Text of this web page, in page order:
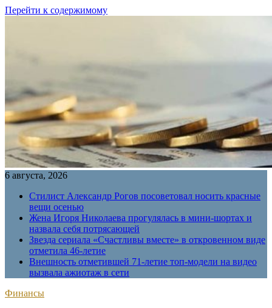
Перейти к содержимому
6 августа, 2026
Стилист Александр Рогов посоветовал носить красные
вещи осенью
Жена Игоря Николаева прогулялась в мини-шортах и
назвала себя потрясающей
Звезда сериала «Счастливы вместе» в откровенном виде
отметила 46-летие
Внешность отметившей 71-летие топ-модели на видео
вызвала ажиотаж в сети
Финансы